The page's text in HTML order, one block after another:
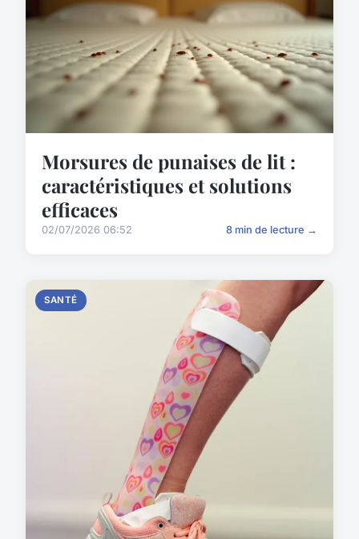
Morsures de punaises de lit :
caractéristiques et solutions
efficaces
02/07/2026 06:52 8 min de lecture →
SANTÉ